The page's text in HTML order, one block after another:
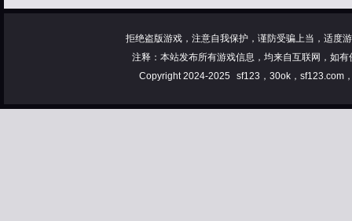
拒绝盗版游戏，注意自我保护，谨防受骗上当，适度
注释：本站发布所有游戏信息，均来自互联网，如
Copyright 2024-2025
sf123，30ok，sf123.com